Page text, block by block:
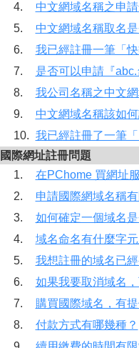
4.
中文網域名稱之申請
5.
中文網域名稱取名
6.
我已經註冊一筆「
7.
是否可以申請『
8.
我公司名稱之中文
9.
中文網域名稱該如
10. 我已經註冊了一筆
國際網址註冊問題
1.
在PChome 買網址
2.
申請國際網域名稱
3.
如何確定一個域名
4.
域名命名有什麼字
5.
我想註冊的域名已
6.
如果我要取消域名
7.
購買國際域名，有
8.
付款方式有哪幾種？